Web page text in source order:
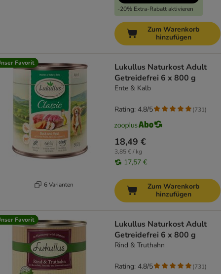
-20% Extra-Rabatt aktivieren
Zum Warenkorb
hinzufügen
Favorit
6 Varianten
Lukullus Naturkost Adult
Getreidefrei 6 x 800 g
Ente & Kalb
18,49 €
3,85 € / kg
17,57 €
Rating: 4.8/5 (731)
Zum Warenkorb
hinzufügen
Favorit
Lukullus Naturkost Adult
Getreidefrei 6 x 800 g
Rind & Truthahn
Rating: 4.8/5 (731)